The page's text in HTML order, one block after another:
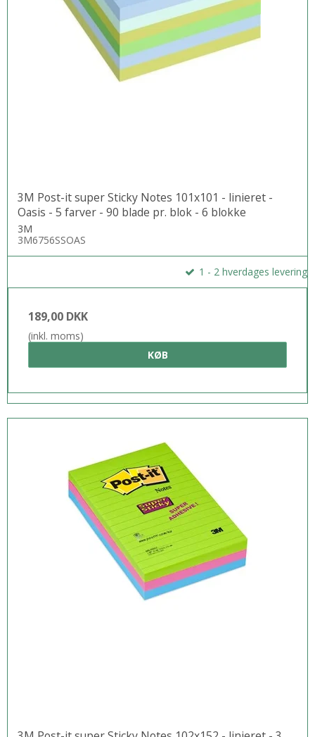
3M Post-it super Sticky Notes 101x101 - linieret -
Oasis - 5 farver - 90 blade pr. blok - 6 blokke
3M
3M6756SSOAS
1 - 2 hverdages levering
189,00 DKK
(inkl. moms)
KØB